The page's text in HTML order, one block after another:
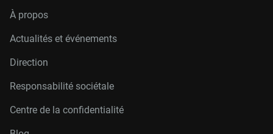
À propos
Actualités et événements
Direction
Responsabilité sociétale
Centre de la confidentialité